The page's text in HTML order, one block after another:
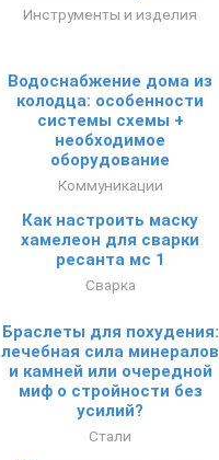
Инструменты и изделия
Водоснабжение дома из
колодца: особенности
системы схемы +
необходимое
оборудование
Коммуникации
Как настроить маску
хамелеон для сварки
ресанта мс 1
Сварка
Браслеты для похудения:
лечебная сила минералов
и камней или очередной
миф о стройности без
усилий?
Стали